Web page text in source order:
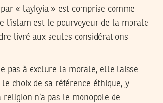
« laykyia » est comprise comme
l’islam est le pourvoyeur de la morale
livré aux seules considérations
pas à exclure la morale, elle laisse
choix de sa référence éthique, y
n’a pas le monopole de